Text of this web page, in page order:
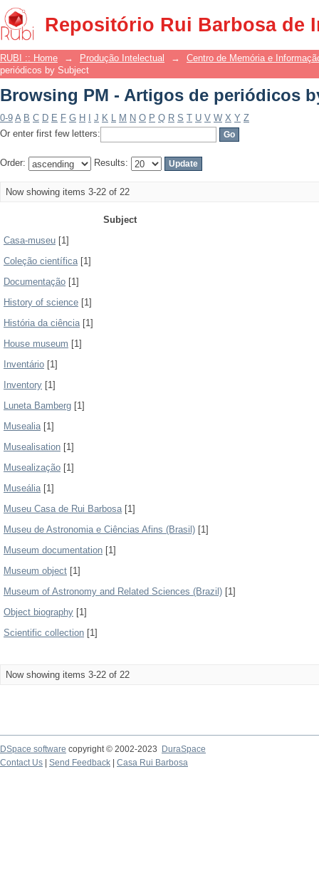
Repositório Rui Barbosa de
Browsing PM - Artigos de periódicos
RUBI :: Home → Produção Intelectual →
Centro de Memória e
periódicos by Subject
Browsing PM - Artigos de periódicos
0-9 A B C D E F G H J K L M N O P Q R S T U V W X Y Z
Or enter first few letters:
Order: Results:
Now showing items 3-22 of 22
Subject
Casa-museu [1]
Coleção científica[1]
Documentação [1]
History of science [1]
História da ciência[1]
House museum [1]
Inventário [1]
Inventory [1]
Luneta Bamberg [1]
Musealia[1]
Musealisation [1]
Musealização [1]
Museália[1]
Museu Casa de Rui Barbosa[1]
Museu de Astronomia e Ciências Afins (Brasil) [1]
Museum documentation [1]
Museum object [1]
Museum of Astronomy and Related Sciences (Brazil) [1]
Object biography [1]
Scientific collection [1]
Now showing items 3-22 of 22
DSpace software copyright © 2002-2023
DuraSpace
Contact Us
Send Feedback Casa Rui Barbosa